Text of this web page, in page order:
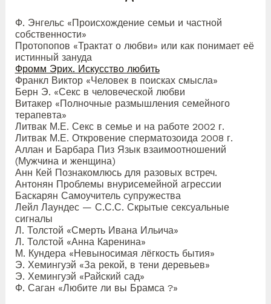
Ф. Энгельс «Происхождение семьи и частной
собственности»
Протопопов «Трактат о любви» или как понимает её
истинный зануда
Фромм Эрих. Искусство любить
Франкл Виктор «Человек в поисках смысла»
Берн Э. «Секс в человеческой любви
Витакер «Полночные размышления семейного
терапевта»
Литвак М.Е. Секс в семье и на работе 2002 г.
Литвак М.Е. Откровение сперматозоида 2008 г.
Аллан и Барбара Пиз Язык взаимоотношений
(Мужчина и женщина)
Анн Кей Познакомлюсь для разовых встреч.
Антонян Проблемы внурисемейной агрессии
Баскарян Самоучитель супружества
Лейл Лаундес — С.С.С. Скрытые сексуальные
сигналы
Л. Толстой «Смерть Ивана Ильича»
Л. Толстой «Анна Каренина»
М. Кундера «Невыносимая лёгкость бытия»
Э. Хемингуэй «За рекой, в тени деревьев»
Э. Хемингуэй «Райский сад»
Ф. Саган «Любите ли вы Брамса ?»